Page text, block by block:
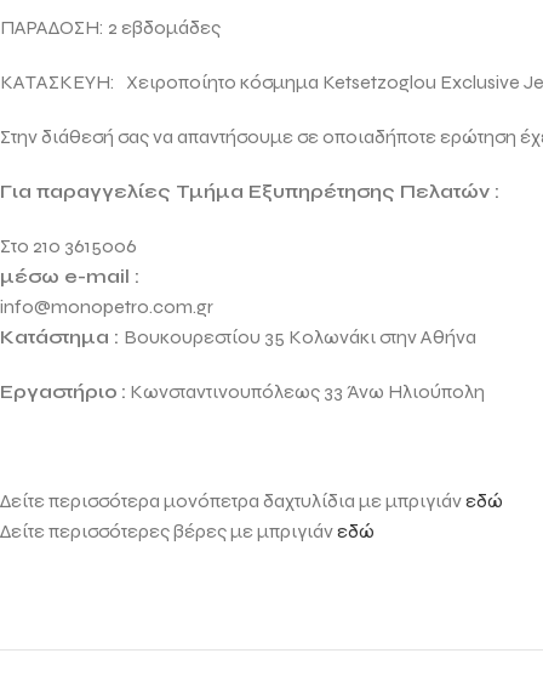
ΠΑΡΑΔΟΣΗ: 2 εβδομάδες
ΚΑΤΑΣΚΕΥΗ: Χειροποίητο κόσμημα Ketsetzoglou Exclusive
Στην διάθεσή σας να απαντήσουμε σε οποιαδήποτε ερώτηση
Για παραγγελίες Τμήμα Εξυπηρέτησης Πελατών :
Στο 210 3615006
μέσω e-mail :
info@monopetro.com.gr
Κατάστημα : Βουκουρεστίου 35 Κολωνάκι στην Αθήνα
Εργαστήριο : Κωνσταντινουπόλεως 33 Άνω Ηλιούπολη
Δείτε περισσότερα μονόπετρα δαχτυλίδια με μπριγιάνεδώ
Δείτε περισσότερες βέρες με μπριγιάνεδώ